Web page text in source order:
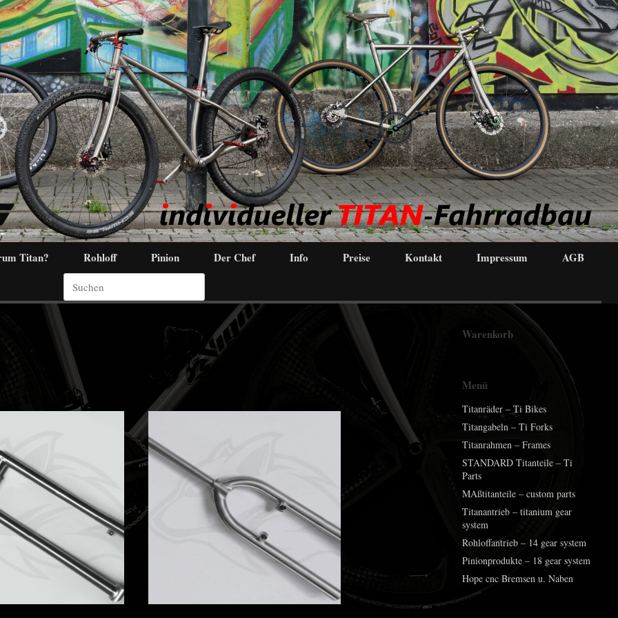
Titan? Rohloff Pinion Der Chef Info Preise Kontakt Impressum AGB
Suchen
nach:
Warenkorb
Menü
Titanräder – Ti Bikes
Titangabeln – Ti Forks
Titanrahmen – Frames
STANDARD Titanteile – Ti
Parts
MAßtitanteile – custom parts
Titanantrieb – titanium gear
system
Rohloffantrieb – 14 gear system
Pinionprodukte – 18 gear system
Hope cnc Bremsen u. Naben